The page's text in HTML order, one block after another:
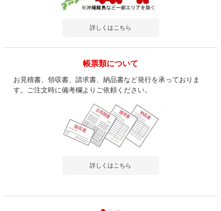
詳しくはこちら
帳票類について
お見積書、領収書、請求書、納品書など発行を承っておりま
す。ご注文時に備考欄よりご依頼ください。
詳しくはこちら